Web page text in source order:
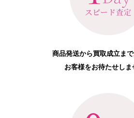
商品発送から買取成立まで
お客様をお待たせしま